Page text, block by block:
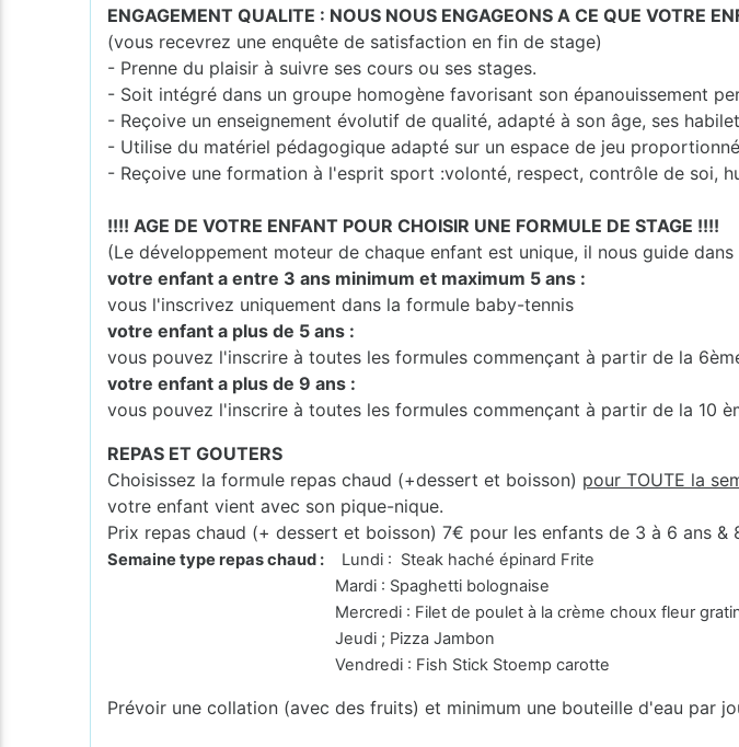
ENGAGEMENT QUALITE : NOUS NOUS ENGAGEONS A CE QUE VOTRE
(vous recevrez une enquête de satisfaction en fin de stage)
- Prenne du plaisir à suivre ses cours ou ses stages.
- Soit intégré dans un groupe homogène favorisant son épanouissement
- Reçoive un enseignement évolutif de qualité, adapté à son âge, ses
- Utilise du matériel pédagogique adapté sur un espace de jeu
- Reçoive une formation à l'esprit sport :volonté, respect, contrôle de soi,
!!!! AGE DE VOTRE ENFANT POUR CHOISIR UNE FORMULE DE STAGE !!!!
(Le développement moteur de chaque enfant est unique, il nous guide
votre enfant a entre 3 ans minimum et maximum 5 ans :
vous l'inscrivez uniquement dans la formule baby-tennis
votre enfant a plus de 5 ans :
vous pouvez l'inscrire à toutes les formules commençant à partir de la
votre enfant a plus de 9 ans :
vous pouvez l'inscrire à toutes les formules commençant à partir de la 10
REPAS ET GOUTERS
Choisissez la formule repas chaud (+dessert et boisson) pour TOUTE la
votre enfant vient avec son pique-nique.
Prix repas chaud (+ dessert et boisson) 7€ pour les enfants de 3 à 6 ans &
Semaine type repas chaud : Lundi : Steak haché épinard Frite
Mardi : Spaghetti bolognaise
Mercredi : Filet de poulet à la crème choux fleur gratiné
Jeudi ; Pizza Jambon
Vendredi : Fish Stick Stoemp carotte
Prévoir une collation (avec des fruits) et minimum une bouteille d'eau par